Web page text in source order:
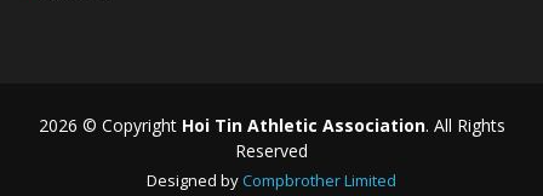
2026 © Copyright Hoi Tin Athletic Association. All Rights
Reserved
Designed byCompbrother Limited